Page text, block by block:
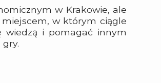
w Krakowie, ale
w którym ciągle
wiedzą i pomagać innym